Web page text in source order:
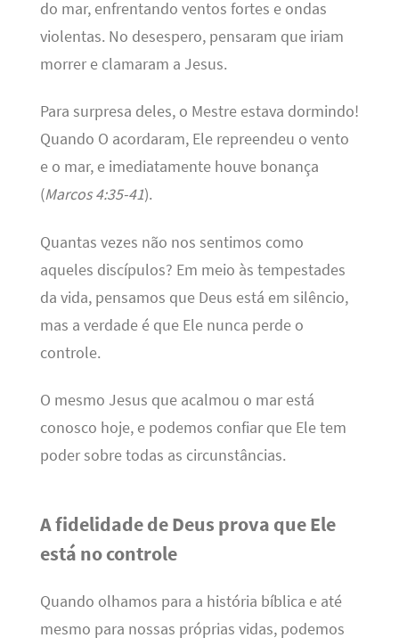
do mar, enfrentando ventos fortes e ondas
violentas. No desespero, pensaram que iriam
morrer e clamaram a Jesus.
Para surpresa deles, o Mestre estava dormindo!
Quando O acordaram, Ele repreendeu o vento
e o mar, e imediatamente houve bonança
(Marcos 4:35-41).
Quantas vezes não nos sentimos como
aqueles discípulos? Em meio às tempestades
da vida, pensamos que Deus está em silêncio,
mas a verdade é que Ele nunca perde o
controle.
O mesmo Jesus que acalmou o mar está
conosco hoje, e podemos confiar que Ele tem
poder sobre todas as circunstâncias.
A fidelidade de Deus prova que Ele
está no controle
Quando olhamos para a história bíblica e até
mesmo para nossas próprias vidas, podemos